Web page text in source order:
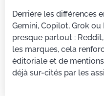
Derrière les différences
Gemini, Copilot, Grok
presque partout :
les marques, cela
éditoriale et de
déjà sur-cités par les